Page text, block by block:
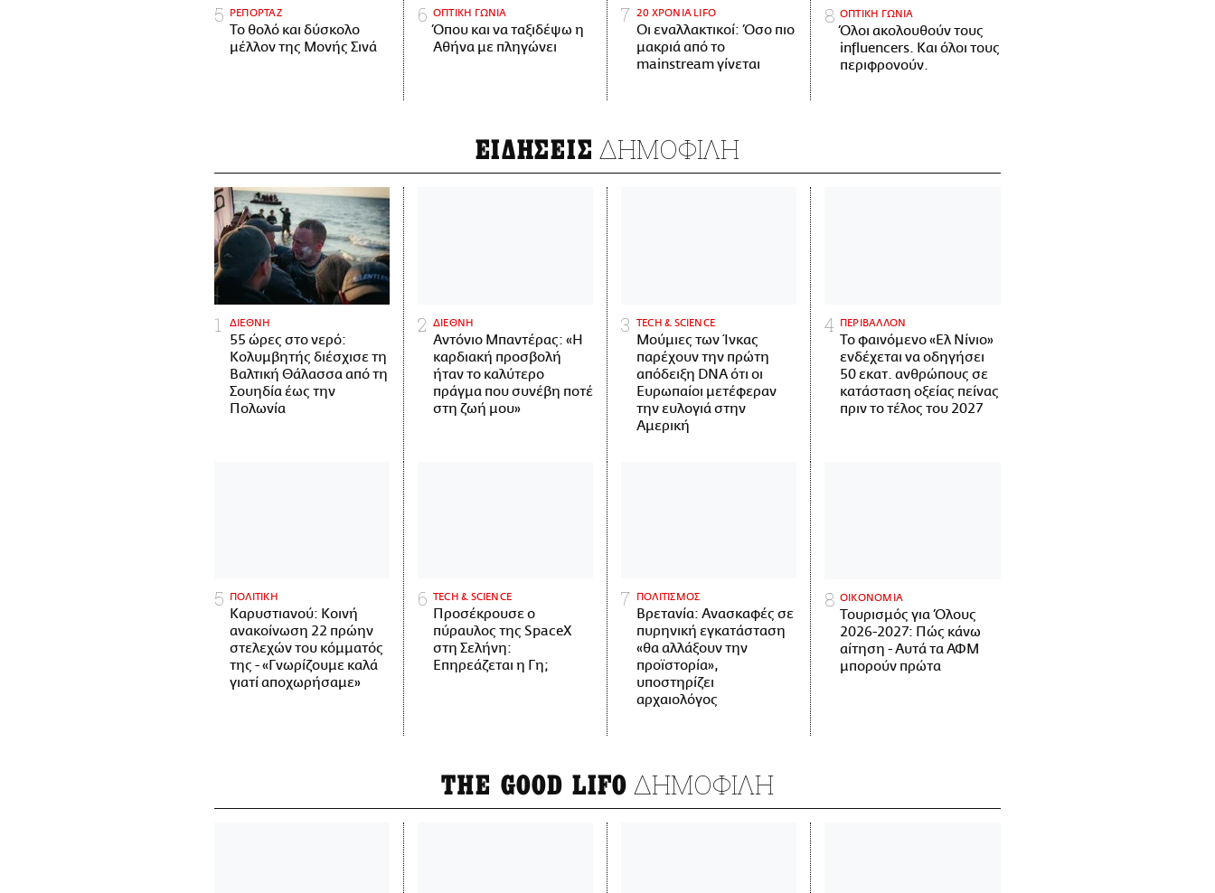
ΡΕΠΟΡΤΑΖ
Το θολό και δύσκολο
μέλλον της Μονής Σινά
ΟΠΤΙΚΗ ΓΩΝΙΑ
Όπου και να ταξιδέψω η
Αθήνα με πληγώνει
20 ΧΡΟΝΙΑ LIFO
Οι εναλλακτικοί: Όσο πιο
μακριά από το
mainstream γίνεται
ΟΠΤΙΚΗ ΓΩΝΙΑ
Όλοι ακολουθούν τους
influencers. Και όλοι τους
περιφρονούν.
ΕΙΔΗΣΕΙΣ ΔΗΜΟΦΙΛΗ
ΔΙΕΘΝΗ
55 ώρες στο νερό:
Κολυμβητής διέσχισε τη
Βαλτική Θάλασσα από τη
Σουηδία έως την
Πολωνία
ΔΙΕΘΝΗ
Αντόνιο Μπαντέρας: «Η
καρδιακή προσβολή
ήταν το καλύτερο
πράγμα που συνέβη ποτέ
στη ζωή μου»
ΤECH & SCIENCE
Μούμιες των Ίνκας
παρέχουν την πρώτη
απόδειξη DNA ότι οι
Ευρωπαίοι μετέφεραν
την ευλογιά στην
Αμερική
ΠΕΡΙΒΑΛΛΟΝ
Το φαινόμενο «Ελ Νίνιο»
ενδέχεται να οδηγήσει
50 εκατ. ανθρώπους σε
κατάσταση οξείας πείνας
πριν το τέλος του 2027
ΠΟΛΙΤΙΚΗ
Καρυστιανού: Κοινή
ανακοίνωση 22 πρώην
στελεχών του κόμματός
της - «Γνωρίζουμε καλά
γιατί αποχωρήσαμε»
ΤECH & SCIENCE
Προσέκρουσε ο
πύραυλος της SpaceX
στη Σελήνη:
Επηρεάζεται η Γη;
ΠΟΛΙΤΙΣΜΟΣ
Βρετανία: Ανασκαφές σε
πυρηνική εγκατάσταση
«θα αλλάξουν την
προϊστορία»,
υποστηρίζει
αρχαιολόγος
ΟΙΚΟΝΟΜΙΑ
Τουρισμός για Όλους
2026-2027: Πώς κάνω
αίτηση - Αυτά τα ΑΦΜ
μπορούν πρώτα
THE GOOD LIFO ΔΗΜΟΦΙΛΗ